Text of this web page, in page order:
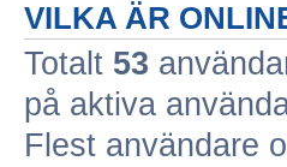
VILKA ÄR
Totalt 53
på aktiva
Flest användare